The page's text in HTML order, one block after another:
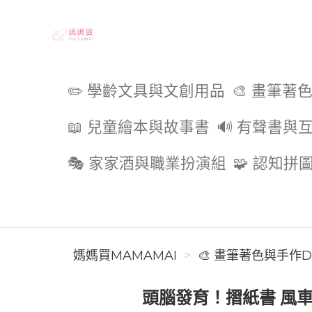
✏️ 學齡文具與文創用品 🎨 畫筆著
📖 兒童繪本與故事書 🔊 有聲書與
🎭 家家酒與職業扮演組 🧩 認知拼
媽媽買MAMAMAI 🎨 畫筆著色與手作
頭腦發育！摺紙書 風